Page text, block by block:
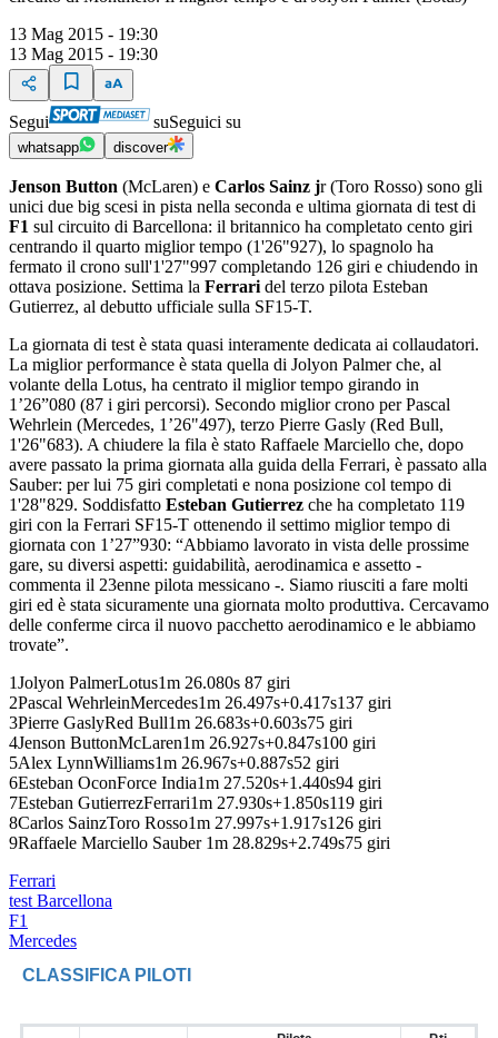
13 Mag 2015 - 19:30
13 Mag 2015 - 19:30
Segui suSeguici su
whatsapp discover
Jenson Button (McLaren) e Carlos Sainz jr (Toro Rosso) sono gli
unici due big scesi in pista nella seconda e ultima giornata di test di
F1 sul circuito di Barcellona: il britannico ha completato cento giri
centrando il quarto miglior tempo (1'26"927), lo spagnolo ha
fermato il crono sull'1'27"997 completando 126 giri e chiudendo in
ottava posizione. Settima la Ferrari del terzo pilota Esteban
Gutierrez, al debutto ufficiale sulla SF15-T.
La giornata di test è stata quasi interamente dedicata ai collaudatori.
La miglior performance è stata quella di Jolyon Palmer che, al
volante della Lotus, ha centrato il miglior tempo girando in
1’26”080 (87 i giri percorsi). Secondo miglior crono per Pascal
Wehrlein (Mercedes, 1’26"497), terzo Pierre Gasly (Red Bull,
1'26"683). A chiudere la fila è stato Raffaele Marciello che, dopo
avere passato la prima giornata alla guida della Ferrari, è passato alla
Sauber: per lui 75 giri completati e nona posizione col tempo di
1'28"829. Soddisfatto Esteban Gutierrez che ha completato 119
giri con la Ferrari SF15-T ottenendo il settimo miglior tempo di
giornata con 1’27”930: “Abbiamo lavorato in vista delle prossime
gare, su diversi aspetti: guidabilità, aerodinamica e assetto -
commenta il 23enne pilota messicano -. Siamo riusciti a fare molti
giri ed è stata sicuramente una giornata molto produttiva. Cercavamo
delle conferme circa il nuovo pacchetto aerodinamico e le abbiamo
trovate”.
1Jolyon PalmerLotus1m 26.080s 87 giri
2Pascal WehrleinMercedes1m 26.497s+0.417s137 giri
3Pierre GaslyRed Bull1m 26.683s+0.603s75 giri
4Jenson ButtonMcLaren1m 26.927s+0.847s100 giri
5Alex LynnWilliams1m 26.967s+0.887s52 giri
6Esteban OconForce India1m 27.520s+1.440s94 giri
7Esteban GutierrezFerrari1m 27.930s+1.850s119 giri
8Carlos SainzToro Rosso1m 27.997s+1.917s126 giri
9Raffaele Marciello Sauber 1m 28.829s+2.749s75 giri
Ferrari
test Barcellona
F1
Mercedes